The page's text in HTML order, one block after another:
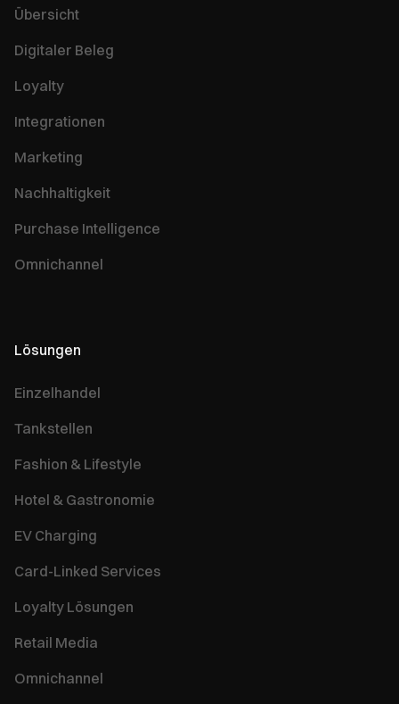
Übersicht
Digitaler Beleg
Loyalty
Integrationen
Marketing
Nachhaltigkeit
Purchase Intelligence
Omnichannel
Lösungen
Einzelhandel
Tankstellen
Fashion & Lifestyle
Hotel & Gastronomie
EV Charging
Card-Linked Services
Loyalty Lösungen
Retail Media
Omnichannel